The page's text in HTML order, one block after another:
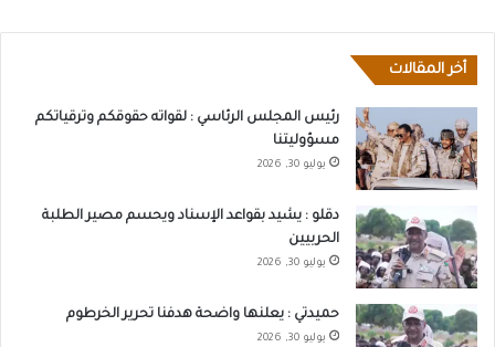
أخر المقالات
رئيس المجلس الرئاسي : لقواته حقوقكم وترقياتكم
مسؤوليتنا
يوليو 30, 2026
دقلو : يشيد بقواعد الإسناد ويحسم مصير الطلبة
الحربيين
يوليو 30, 2026
حميدتي : يعلنها واضحة هدفنا تحرير الخرطوم
يوليو 30, 2026